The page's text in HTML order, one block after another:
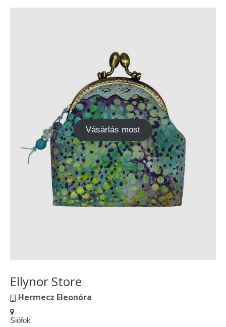
Vásárlás most
Ellynor Store
Hermecz Eleonóra
Siófok